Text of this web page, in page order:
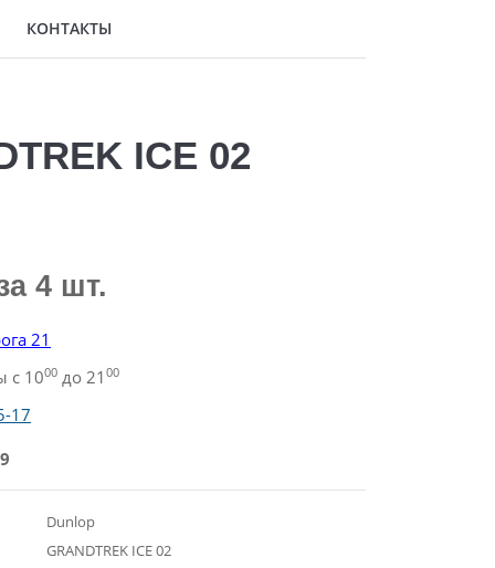
КОНТАКТЫ
ICE 02
4 шт.
21
с 1000до 21 00
17
Dunlop
GRANDTREK ICE 02